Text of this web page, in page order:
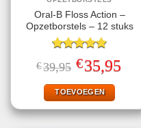
Oral-B Floss Action –
Opzetborstels – 12 stuks
Gewaardeerd
5.00uit 5
€39,95 Oorspronkelijke
prijs
was:
€39,95.
€35,95prijs
TOEVOEGEN